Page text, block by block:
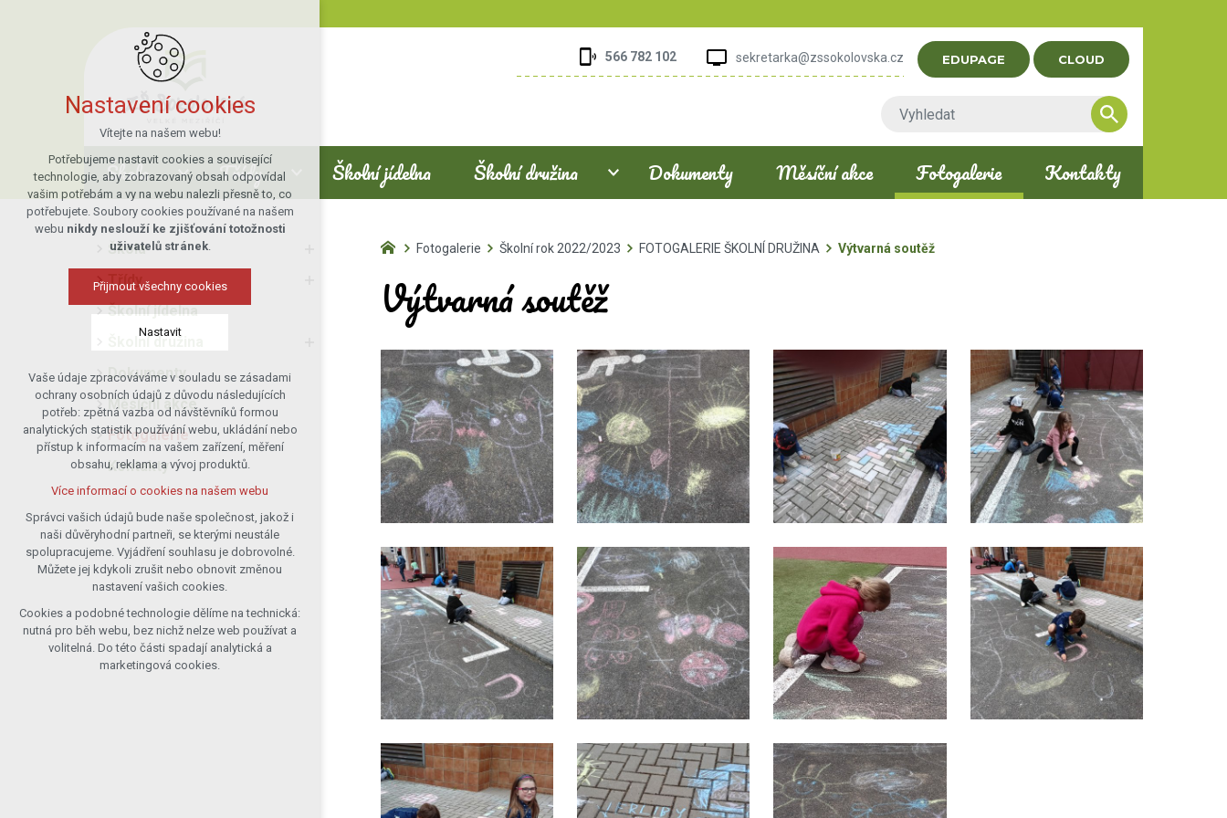
566 782 102 sekretarka@zssokolovska.cz EDUPAGE CLOUD
Škola Třídy Školní jídelna Školní družina Dokumenty Měsíční akce Fotogalerie Kontakty
Škola
Třídy
Školní jídelna
Školní družina
Dokumenty
Měsíční akce
Fotogalerie
Kontakty
Fotogalerie Školní rok 2022/2023 FOTOGALERIE ŠKOLNÍ DRUŽINA Výtvarná soutěž
Výtvarná soutěž
Nastavení cookies
Vítejte na našem webu!
Potřebujeme nastavit cookies a související
technologie, aby zobrazovaný obsah odpovídal
vašim potřebám a vy na webu nalezli přesně to, co
potřebujete. Soubory cookies používané na našem
webu nikdy neslouží ke zjišťování totožnosti
uživatelů stránek.
Přijmout všechny cookies
Nastavit
Technická cookies
nutná pro provozování webu
udržení kontextu stránek (session):
případná přihlášení, volby jazyka, apod.
Volitelná cookies
analytická pro anonymizované
vyhodnocení návštěvnosti
marketingová cookies (Google)
Více informací o cookies na našem webu
Přijmout všechny cookies
Odmítnout vše
Vaše údaje zpracováváme v souladu se zásadami
ochrany osobních údajů z důvodu následujících
potřeb: zpětná vazba od návštěvníků formou
analytických statistik používání webu, ukládání nebo
přístup k informacím na vašem zařízení, měření
obsahu, reklama a vývoj produktů.
Více informací o cookies na našem webu
Správci vašich údajů bude naše společnost, jakož i
naši důvěryhodní partneři, se kterými neustále
spolupracujeme. Vyjádření souhlasu je dobrovolné.
Můžete jej kdykoli zrušit nebo obnovit změnou
nastavení vašich cookies.
Cookies a podobné technologie dělíme na technická:
nutná pro běh webu, bez nichž nelze web používat a
volitelná. Do této části spadají analytická a
marketingová cookies.